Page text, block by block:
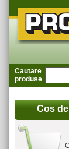
Cautare
produse
Cos